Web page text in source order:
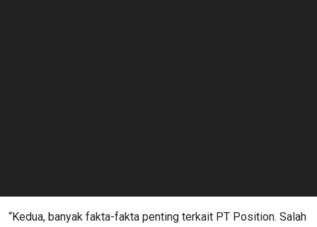
“Kedua, banyak fakta-fakta penting terkait PT Position. Salah